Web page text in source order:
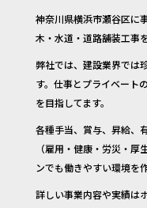
神奈川県横浜市瀬谷区に
木・水道・道路舗装工事
弊社では、建設業界では
す。仕事とプライベート
を目指してます。
各種手当、賞与、昇給、
（雇用・健康・労災・
ンでも働きやすい環境を
詳しい事業内容や実績は